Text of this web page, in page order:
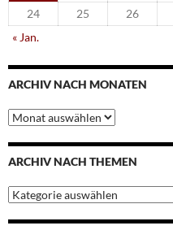
24
25 26
« Jan.
ARCHIV NACH MONATEN
Archiv
nach
Monaten
ARCHIV NACH THEMEN
Archiv
nach
Themen